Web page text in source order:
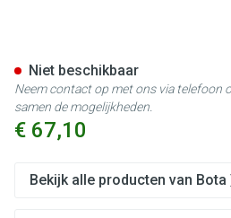
€ 67,10
Niet beschikbaar
Neem contact op met ons via telefoon
samen de mogelijkheden.
Bekijk alle producten van Bota